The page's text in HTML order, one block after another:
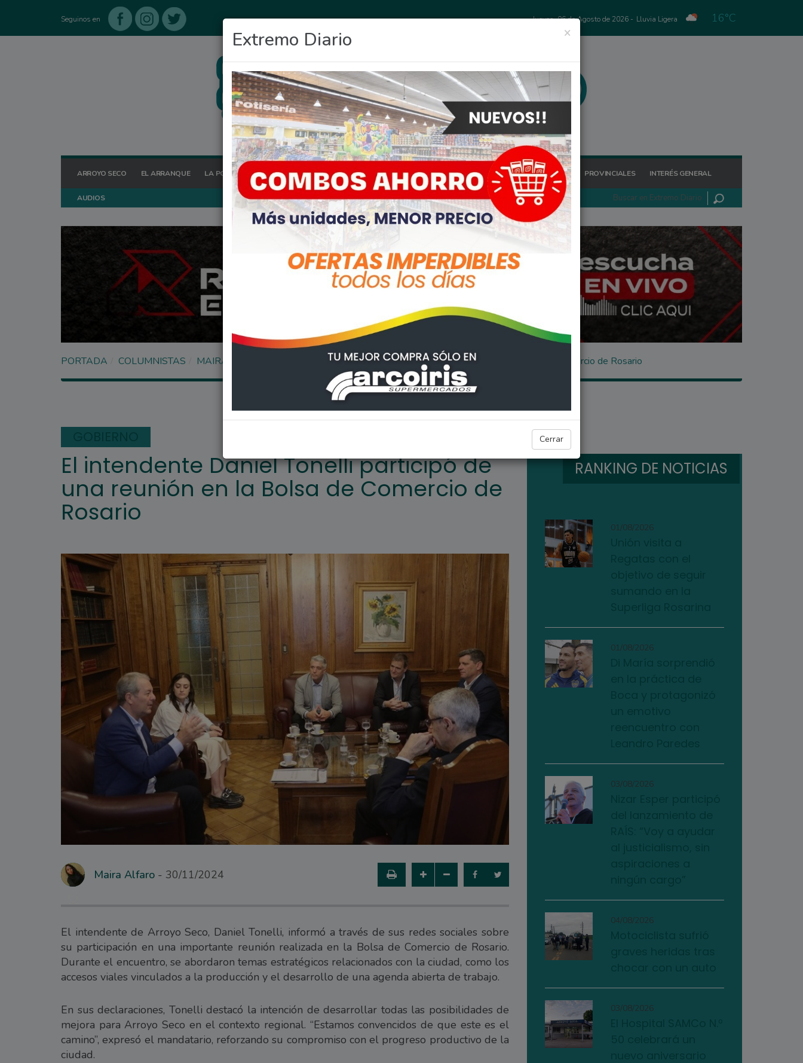
Seguinos en Jueves, 06 de Agosto de 2026 - Lluvia Ligera 16°C
ARROYO SECO EL ARRANQUE LA POSTA HOY OCIO DEPORTES FIGHIERA GENERAL LAGOS POLICIALES REGIONALES PROVINCIALES INTERÉS GENERAL
AUDIOS
×
Extremo Diario
Cerrar
PORTADA COLUMNISTAS MAIRA ALFARO El intendente Daniel Tonelli participó de una reunión en la Bolsa de Comercio de Rosario
ARROYO SECO
El intendente Daniel Tonelli participó de
una reunión en la Bolsa de Comercio de
Rosario
Maira Alfaro 30/11/2024
El intendente de Arroyo Seco, Daniel Tonelli, informó a través de sus redes sociales sobre
su participación en una importante reunión realizada en la Bolsa de Comercio de Rosario.
Durante el encuentro, se abordaron temas estratégicos relacionados con la ciudad, como los
accesos viales vinculados a la producción y el desarrollo de una agenda abierta de trabajo.
En sus declaraciones, Tonelli destacó la intención de desarrollar todas las posibilidades de
mejora para Arroyo Seco en el contexto regional. “Estamos convencidos de que este es el
camino”, expresó el mandatario, reforzando su compromiso con el progreso productivo de la
ciudad.
RANKING DE NOTICIAS
01/08/2026
01/08/2026
03/08/2026
04/08/2026
03/08/2026